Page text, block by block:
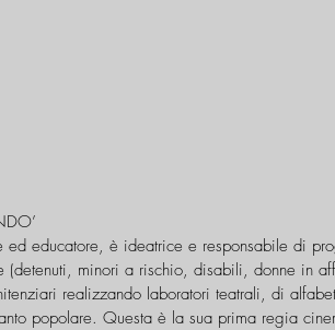
ed educatore, è ideatrice e responsabile di
(detenuti, minori a rischio, disabili, donne in
realizzando laboratori teatrali, di
popolare. Questa è la sua prima regia